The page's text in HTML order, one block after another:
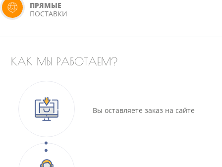
ПРЯМЫЕ
ПОСТАВКИ
КАК МЫ РАБОТАЕМ?
Вы оставляете заказ на сайте